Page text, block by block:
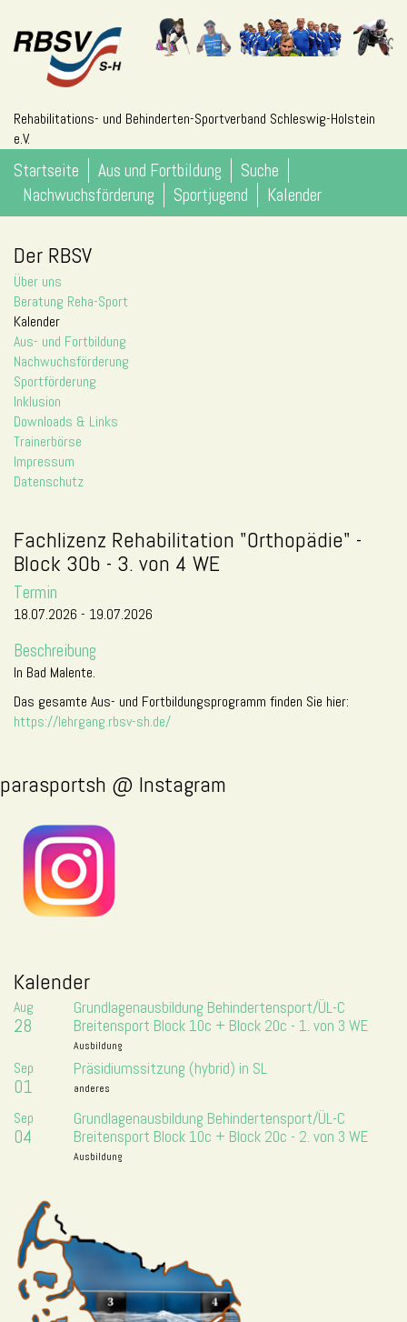
Rehabilitations- und Behinderten-Sportverband Schleswig-Holstein
e.V.
Startseite Aus und Fortbildung
Suche
Nachwuchsförderung
Sportjugend Kalender
Der RBSV
Über uns
Beratung Reha-Sport
Kalender
Aus- und Fortbildung
Nachwuchsförderung
Sportförderung
Inklusion
Downloads & Links
Trainerbörse
Impressum
Datenschutz
Fachlizenz Rehabilitation "Orthopädie" -
Block 30b - 3. von 4 WE
Termin
18.07.2026 - 19.07.2026
Beschreibung
In Bad Malente.
Das gesamte Aus- und Fortbildungsprogramm finden Sie hier:
https://lehrgang.rbsv-sh.de/
parasportsh @ Instagram
Kalender
Aug
28
Grundlagenausbildung Behindertensport/ÜL-C
Breitensport Block 10c + Block 20c - 1. von 3 WE
Ausbildung
Sep
01
Präsidiumssitzung (hybrid) in SL
anderes
Sep
04
Grundlagenausbildung Behindertensport/ÜL-C
Breitensport Block 10c + Block 20c - 2. von 3 WE
Ausbildung